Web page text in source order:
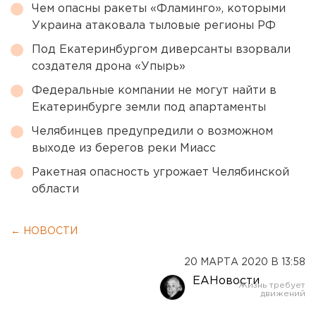
Чем опасны ракеты «Фламинго», которыми
Украина атаковала тыловые регионы РФ
Под Екатеринбургом диверсанты взорвали
создателя дрона «Упырь»
Федеральные компании не могут найти в
Екатеринбурге земли под апартаменты
Челябинцев предупредили о возможном
выходе из берегов реки Миасс
Ракетная опасность угрожает Челябинской
области
← НОВОСТИ
20 МАРТА 2020 В 13:58
ЕАНовости